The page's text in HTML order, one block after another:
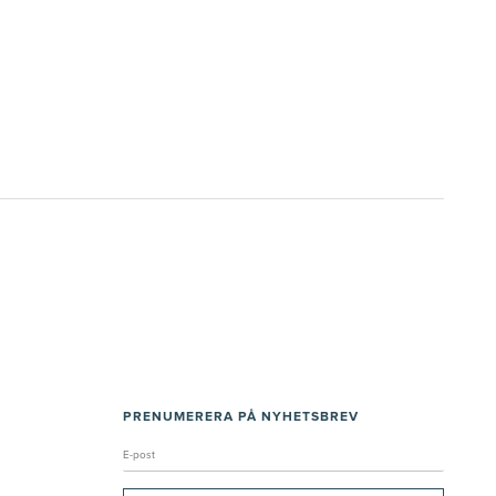
PRENUMERERA PÅ NYHETSBREV